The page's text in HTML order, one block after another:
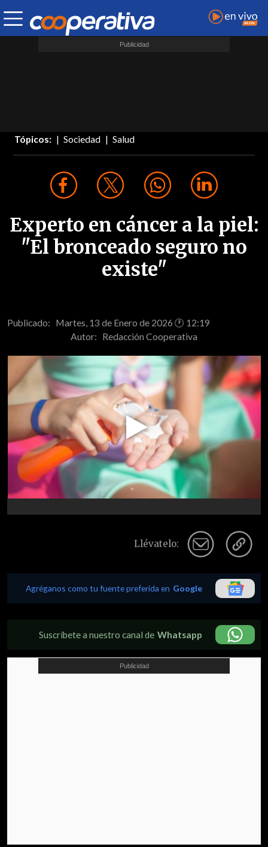
Tópicos: Sociedad Salud
Experto en cáncer a la piel:
"El bronceado seguro no
existe"
Publicado: Martes, 13 de Enero de 2026 🕐 12:19
Autor: Redacción Cooperativa
Play
Video
Llévatelo:
Agréganos como tu fuente preferida en Google
Suscríbete a nuestro canal de Whatsapp